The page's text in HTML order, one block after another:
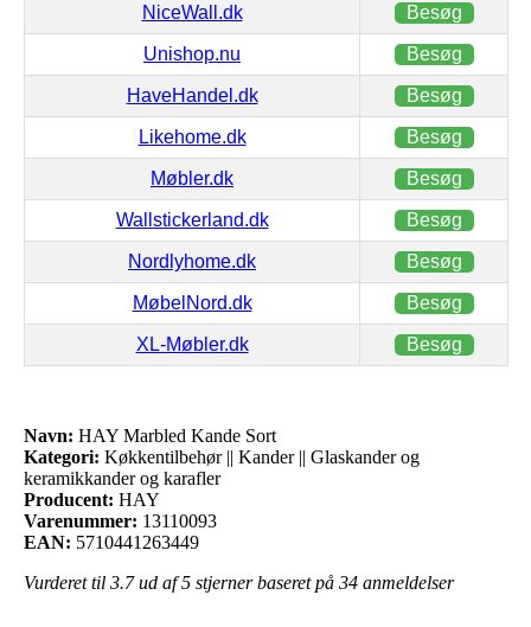
NiceWall.dk Besøg
Unishop.nu Besøg
HaveHandel.dk Besøg
Likehome.dk Besøg
Møbler.dk Besøg
Wallstickerland.dk Besøg
Nordlyhome.dk Besøg
MøbelNord.dk Besøg
XL-Møbler.dk Besøg
Navn: HAY Marbled Kande Sort
Kategori: Køkkentilbehør || Kander || Glaskander og
keramikkander og karafler
Producent: HAY
Varenummer: 13110093
EAN: 5710441263449
Vurderet til 3.7ud af 5 stjerner baseret på 34 anmeldelser